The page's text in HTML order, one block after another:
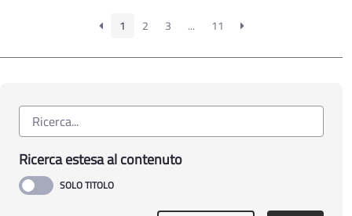
Determinazione Sezione Attuazione programmi
comunitari per l'agricoltura n. 487 del 15.06.2023
domande, modalità di consegna della
documentazione e adempimenti consequenziali
1 2 3 ... 11
Ricerca estesa al contenuto